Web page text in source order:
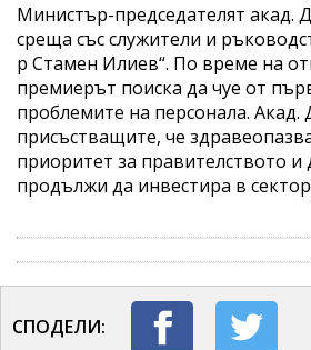
Министър-председателят акад.
среща със служители и
р Стамен Илиев“. По време на
премиерът поиска да чуе от
проблемите на персонала. Акад.
присъстващите, че
приоритет за правителството
продължи да инвестира в
СПОДЕЛИ: